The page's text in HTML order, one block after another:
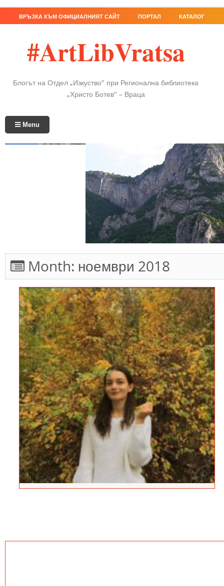
ВРЪЗКА КЪМ ОФИЦИАЛНИЯТ САЙТ ПОРТАЛ КАТАЛОГ
#ArtLibVratsa
Блогът на Отдел „Изкуство" при Регионална библиотека
„Христо Ботев" – Враца
Menu
Month: ноември 2018
цивилизация. Доброволец към Регионална